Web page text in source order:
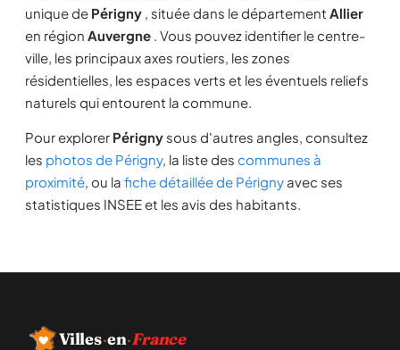
unique de Périgny , située dans le département Allier
en région Auvergne . Vous pouvez identifier le centre-
ville, les principaux axes routiers, les zones
résidentielles, les espaces verts et les éventuels reliefs
naturels qui entourent la commune.
Pour explorer Périgny sous d'autres angles, consultez
les photos de Périgny, la liste des communes à
proximité, ou la fiche détaillée de Périgny avec ses
statistiques INSEE et les avis des habitants.
Villes·en·France